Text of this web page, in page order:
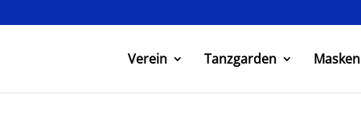
Verein Tanzgarden Masken